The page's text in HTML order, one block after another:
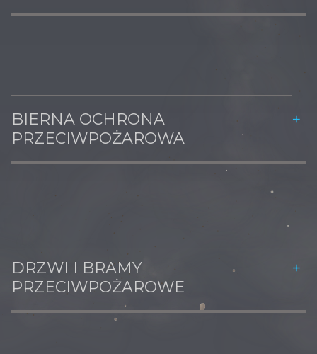
BIERNA OCHRONA
PRZECIWPOŻAROWA
DRZWI I BRAMY
PRZECIWPOŻAROWE